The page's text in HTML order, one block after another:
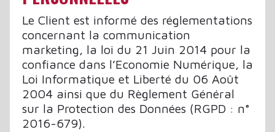
Le Client est informé des réglementations
concernant la communication
marketing, la loi du 21 Juin 2014 pour la
confiance dans l’Economie Numérique, la
Loi Informatique et Liberté du 06 Août
2004 ainsi que du Règlement Général
sur la Protection des Données (RGPD : n°
2016-679).